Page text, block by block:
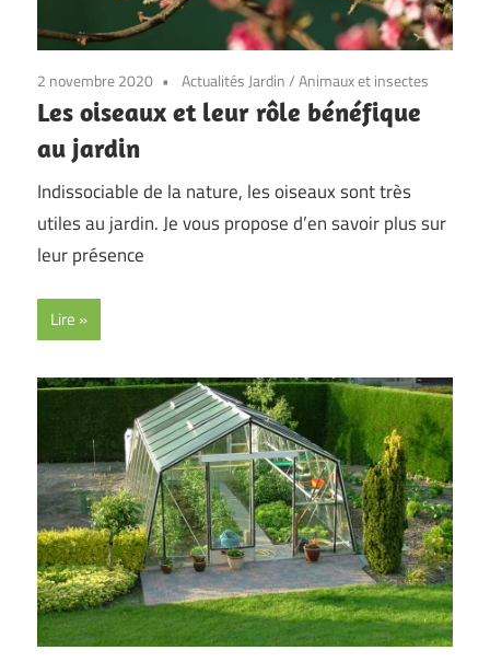
2 novembre 2020 Actualités Jardin/Animaux et insectes
Les oiseaux et leur rôle bénéfique
au jardin
Indissociable de la nature, les oiseaux sont très
utiles au jardin. Je vous propose d’en savoir plus sur
leur présence
Lire